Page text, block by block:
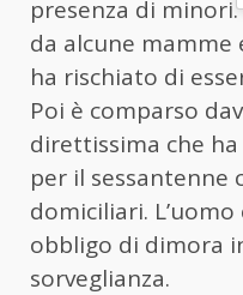
presenza di
da alcune
ha rischiato di
Poi è comparso
direttissima che
per il sessantenne
domiciliari.
obbligo di dimora
sorveglianza.